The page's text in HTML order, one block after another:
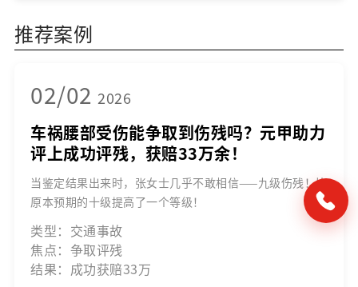
推荐案例
02/02 2026
车祸腰部受伤能争取到伤残吗？元甲助力
评上成功评残，获赔33万余！
当鉴定结果出来时，张女士几乎不敢相信——九级伤残！比
原本预期的十级提高了一个等级！
类型：交通事故
焦点：争取评残
结果：成功获赔33万